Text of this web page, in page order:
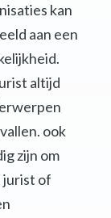
kan
aan een
altijd
ook
zijn om
jurist of